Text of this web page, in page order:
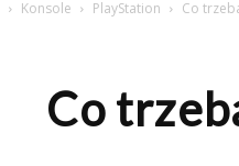
Konsole PlayStation Co
Co